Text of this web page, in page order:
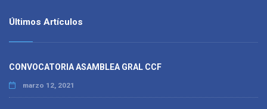
Últimos Artículos
CONVOCATORIA ASAMBLEA GRAL CCF
marzo 12, 2021